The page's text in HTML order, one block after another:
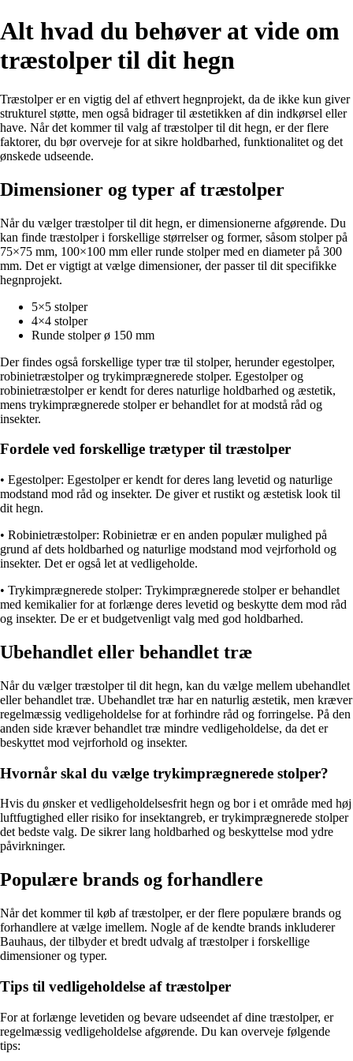
Alt hvad du behøver at vide om
træstolper til dit hegn
Træstolper er en vigtig del af ethvert hegnprojekt, da de ikke kun giver
strukturel støtte, men også bidrager til æstetikken af din indkørsel eller
have. Når det kommer til valg af træstolper til dit hegn, er der flere
faktorer, du bør overveje for at sikre holdbarhed, funktionalitet og det
ønskede udseende.
Dimensioner og typer af træstolper
Når du vælger træstolper til dit hegn, er dimensionerne afgørende. Du
kan finde træstolper i forskellige størrelser og former, såsom stolper på
75×75 mm, 100×100 mm eller runde stolper med en diameter på 300
mm. Det er vigtigt at vælge dimensioner, der passer til dit specifikke
hegnprojekt.
5×5 stolper
4×4 stolper
Runde stolper ø 150 mm
Der findes også forskellige typer træ til stolper, herunder egestolper,
robinietræstolper og trykimprægnerede stolper. Egestolper og
robinietræstolper er kendt for deres naturlige holdbarhed og æstetik,
mens trykimprægnerede stolper er behandlet for at modstå råd og
insekter.
Fordele ved forskellige trætyper til træstolper
• Egestolper: Egestolper er kendt for deres lang levetid og naturlige
modstand mod råd og insekter. De giver et rustikt og æstetisk look til
dit hegn.
• Robinietræstolper: Robinietræ er en anden populær mulighed på
grund af dets holdbarhed og naturlige modstand mod vejrforhold og
insekter. Det er også let at vedligeholde.
• Trykimprægnerede stolper: Trykimprægnerede stolper er behandlet
med kemikalier for at forlænge deres levetid og beskytte dem mod råd
og insekter. De er et budgetvenligt valg med god holdbarhed.
Ubehandlet eller behandlet træ
Når du vælger træstolper til dit hegn, kan du vælge mellem ubehandlet
eller behandlet træ. Ubehandlet træ har en naturlig æstetik, men kræver
regelmæssig vedligeholdelse for at forhindre råd og forringelse. På den
anden side kræver behandlet træ mindre vedligeholdelse, da det er
beskyttet mod vejrforhold og insekter.
Hvornår skal du vælge trykimprægnerede stolper?
Hvis du ønsker et vedligeholdelsesfrit hegn og bor i et område med høj
luftfugtighed eller risiko for insektangreb, er trykimprægnerede stolper
det bedste valg. De sikrer lang holdbarhed og beskyttelse mod ydre
påvirkninger.
Populære brands og forhandlere
Når det kommer til køb af træstolper, er der flere populære brands og
forhandlere at vælge imellem. Nogle af de kendte brands inkluderer
Bauhaus, der tilbyder et bredt udvalg af træstolper i forskellige
dimensioner og typer.
Tips til vedligeholdelse af træstolper
For at forlænge levetiden og bevare udseendet af dine træstolper, er
regelmæssig vedligeholdelse afgørende. Du kan overveje følgende
tips: